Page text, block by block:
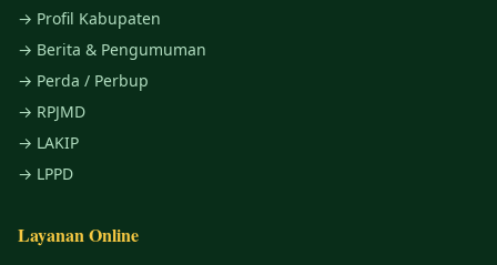
→ Profil Kabupaten
→ Berita & Pengumuman
→ Perda / Perbup
→ RPJMD
→ LAKIP
→ LPPD
Layanan Online